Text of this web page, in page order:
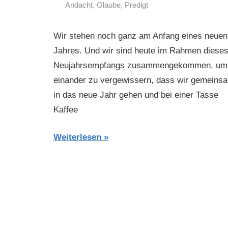
Andacht, Glaube, Predigt
Wir stehen noch ganz am Anfang eines neuen
Jahres. Und wir sind heute im Rahmen dieses
Neujahrsempfangs zusammengekommen, um
einander zu vergewissern, dass wir
in das neue Jahr gehen und bei einer Tasse
Kaffee
Weiterlesen